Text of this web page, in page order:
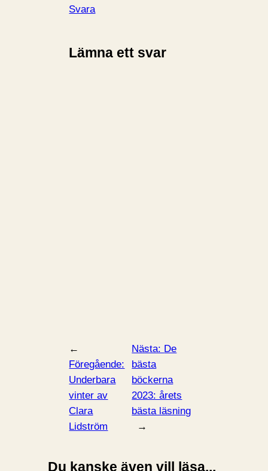
Svara
Lämna ett svar
←
Föregående:
Underbara
vinter av
Clara
Lidström
Nästa: De
bästa
böckerna
2023: årets
bästa läsning
→
Du kanske även vill läsa...